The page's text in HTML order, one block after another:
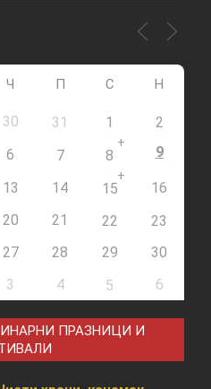
Ч П С Н
30 31 1
2
6 7 8
+
9
13 14 15
+
16
20 21 22
23
27 28 29
30
3 4 5 6
ПРАЗНИЦИ И